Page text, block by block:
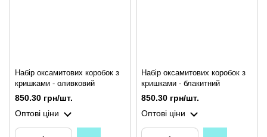
Набір оксамитових коробок з
кришками - оливковий
850.30 грн/шт.
Оптові ціни
Набір оксамитових коробок з
кришками - блакитний
850.30 грн/шт.
Оптові ціни